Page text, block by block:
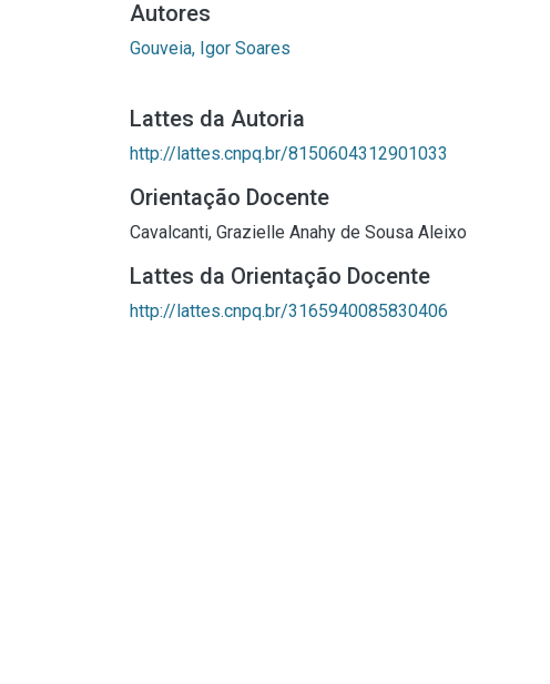
Autores
Gouveia, Igor Soares
Lattes da Autoria
http://lattes.cnpq.br/8150604312901033
Orientação Docente
Cavalcanti, Grazielle Anahy de Sousa Aleixo
Lattes da Orientação Docente
http://lattes.cnpq.br/3165940085830406